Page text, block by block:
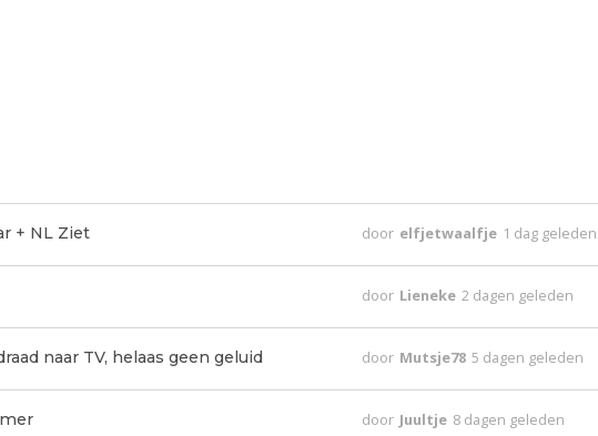
+ NL Ziet door elfjetwaalfje 1 dag geleden
door Lieneke 2 dagen geleden
naar TV, helaas geen geluid door Mutsje78 5 dagen geleden
door Juultje 8 dagen geleden